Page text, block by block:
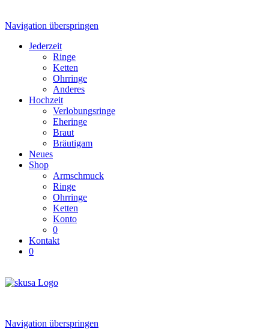
Navigation überspringen
Jederzeit
Ringe
Ketten
Ohrringe
Anderes
Hochzeit
Verlobungsringe
Eheringe
Braut
Bräutigam
Neues
Shop
Armschmuck
Ringe
Ohrringe
Ketten
Konto
0
Kontakt
0
Navigation überspringen